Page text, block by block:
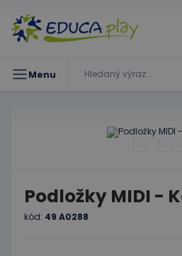
Menu
Podložky MIDI -
kód: 49 A0288